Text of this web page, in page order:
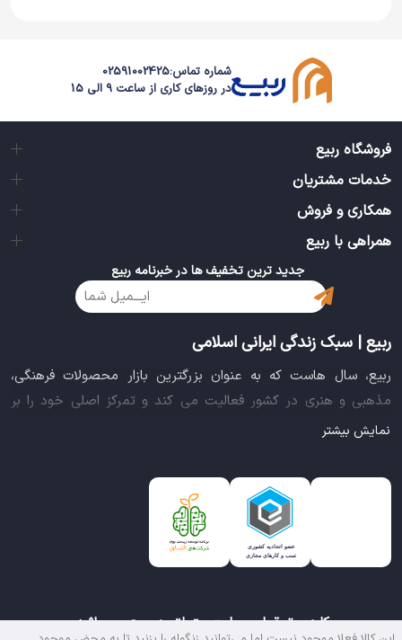
شماره تماس:02591002425
در روزهای کاری از ساعت 9 الی 15
فروشگاه ربیع
خدمات مشتریان
همکاری و فروش
همراهی با ربیع
جدید ترین تخفیف ها در خبرنامه ربیع
ربیع | سبک زندگی ایرانی اسلامی
ربیع، سال هاست که به عنوان بزرگترین بازار محصولات فرهنگی،
مذهبی و هنری در کشور فعالیت می کند و تمرکز اصلی خود را بر
سبک زندگی ایرانی اسلامی قرار داده است. این بازار مجموعه کاملی از
شما را برای خرید اینترنتی کالاهای فرهنگی، مذهبی و هنری برآورده
ایده خلاقانه عرضه محصولات فرهنگی در بستر اینترنت باعث شد تا
ربیع، علاوه بر داشتن نماد اعتماد الکترونیکی و مجوز سازمان صنفی
مطمئن و آسان، پیشتاز باشد.
نمایش بیشتر
کلیه حقوق این سایت متعلق به ربیع می باشد.